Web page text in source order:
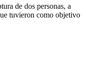
de dos personas, a
tuvieron como objetivo